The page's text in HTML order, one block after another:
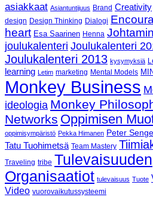
asiakkaat Asiantuntijuus Brand Creativity
design Design Thinking Dialogi
heart Esa Saarinen Henna
joulukalenteri Joulukalenteri
Joulukalenteri 2013 kysymyksiä
learning Letim marketing Mental Models
Monkey Business
ideologia Monkey
Networks Oppimisen
oppimisympäristö Pekka Himanen Peter Senge
Tatu Tuohimetsä Team Mastery
Traveling tribe Tulevaisuuden
Organisaatiot tulevaisuus Tuote
Video vuorovaikutussysteemi